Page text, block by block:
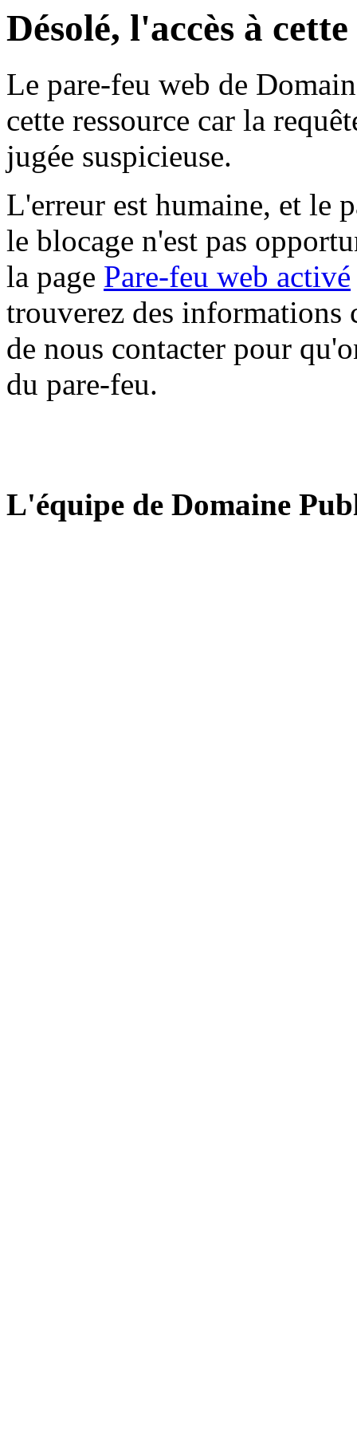
Désolé, l'accès à
Le pare-feu web de
cette ressource car la
jugée suspicieuse.
L'erreur est humaine, et le
le blocage n'est pas
la page Pare-feu web activé
trouverez des informations
de nous contacter pour
du pare-feu.
L'équipe de Domaine